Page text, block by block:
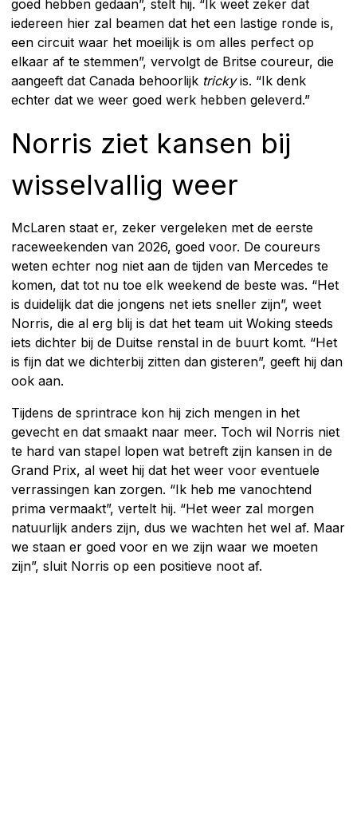
goed hebben gedaan”, stelt hij. “Ik weet zeker dat
iedereen hier zal beamen dat het een lastige ronde is,
een circuit waar het moeilijk is om alles perfect op
elkaar af te stemmen”, vervolgt de Britse coureur, die
aangeeft dat Canada behoorlijk trickyis. “Ik denk
echter dat we weer goed werk hebben geleverd.”
Norris ziet kansen bij
wisselvallig weer
McLaren staat er, zeker vergeleken met de eerste
raceweekenden van 2026, goed voor. De coureurs
weten echter nog niet aan de tijden van Mercedes te
komen, dat tot nu toe elk weekend de beste was. “Het
is duidelijk dat die jongens net iets sneller zijn”, weet
Norris, die al erg blij is dat het team uit Woking steeds
iets dichter bij de Duitse renstal in de buurt komt. “Het
is fijn dat we dichterbij zitten dan gisteren”, geeft hij dan
ook aan.
Tijdens de sprintrace kon hij zich mengen in het
gevecht en dat smaakt naar meer. Toch wil Norris niet
te hard van stapel lopen wat betreft zijn kansen in de
Grand Prix, al weet hij dat het weer voor eventuele
verrassingen kan zorgen. “Ik heb me vanochtend
prima vermaakt”, vertelt hij. “Het weer zal morgen
natuurlijk anders zijn, dus we wachten het wel af. Maar
we staan er goed voor en we zijn waar we moeten
zijn”, sluit Norris op een positieve noot af.